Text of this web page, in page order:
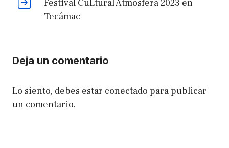
Festival CuLtural Atmósfera 2023 en
Tecámac
Deja un comentario
Lo siento, debes estar conectado para publicar
un comentario.